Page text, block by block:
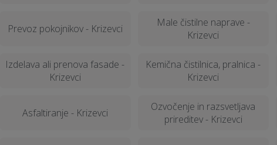
Prevoz pokojnikov - Krizevci
Male čistilne naprave -
Krizevci
Izdelava ali prenova fasade -
Krizevci
Kemična čistilnica, pralnica -
Krizevci
Asfaltiranje - Krizevci
Ozvočenje in razsvetljava
prireditev - Krizevci